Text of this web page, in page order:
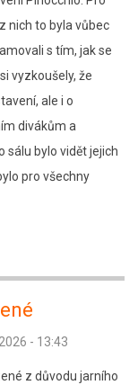
nich to byla vůbec
s tím, jak se
vyzkoušely, že
ale i o
divákům a
sálu bylo vidět jejich
pro všechny
- 13:43
z důvodu jarního